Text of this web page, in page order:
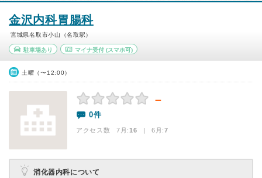
金沢内科胃腸科
宮城県名取市小山（名取駅）
駐車場あり マイナ受付(スマホ可)
土曜（〜12:00）
－
0件
アクセス数 7月:16 | 6月:7
消化器内科について